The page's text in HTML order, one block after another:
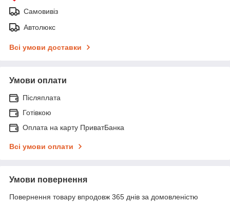
Самовивіз
Автолюкс
Всі умови доставки
Умови оплати
Післяплата
Готівкою
Оплата на карту ПриватБанка
Всі умови оплати
Умови повернення
Повернення товару впродовж 365 днів за домовленістю